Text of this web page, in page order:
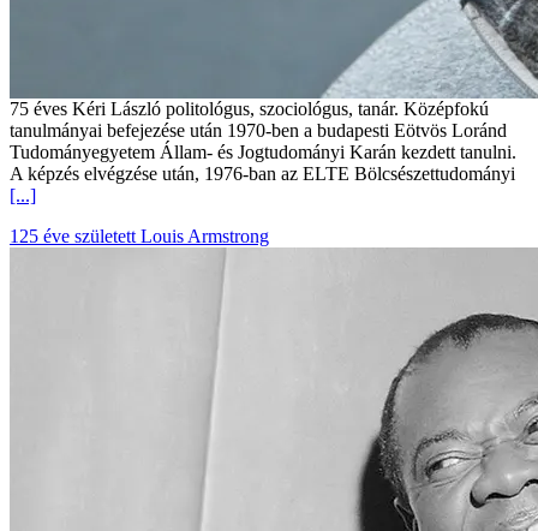
75 éves Kéri László politológus, szociológus, tanár. Középfokú
tanulmányai befejezése után 1970-ben a budapesti Eötvös Loránd
Tudományegyetem Állam- és Jogtudományi Karán kezdett tanulni.
A képzés elvégzése után, 1976-ban az ELTE Bölcsészettudományi
[...]
125 éve született Louis Armstrong